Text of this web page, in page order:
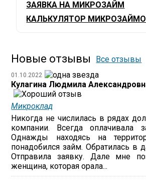
ЗАЯВКА НА МИКРОЗАЙМ
КАЛЬКУЛЯТОР
Новые отзывы Все отзывы
01.10.2022
Кулагина Людмила
Микроклад
Никогда не числилась в рядах
компании. Всегда
Однажды находясь на
понадобился займ. Обратилась в
Отправила заявку. Дале мне
женщина, которая орала...